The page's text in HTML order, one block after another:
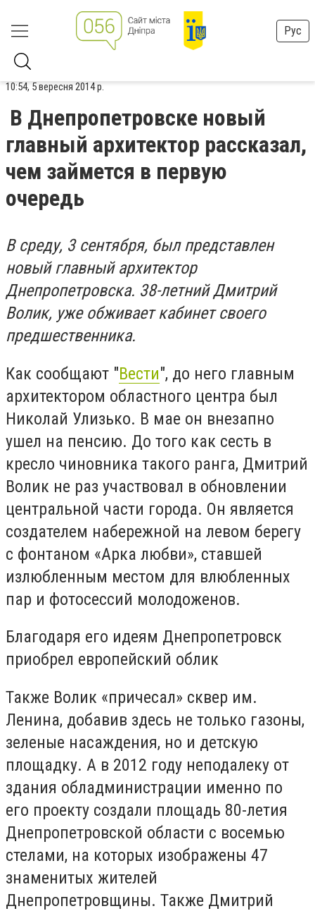
Рус
10:54, 5 вересня 2014 р.
В Днепропетровске новый
главный архитектор рассказал,
чем займется в первую
очередь
В среду, 3 сентября, был представлен
новый главный архитектор
Днепропетровска. 38-летний Дмитрий
Волик, уже обживает кабинет своего
предшественника.
Как сообщают "Вести", до него главным
архитектором областного центра был
Николай Улизько. В мае он внезапно
ушел на пенсию. До того как сесть в
кресло чиновника такого ранга, Дмитрий
Волик не раз участвовал в обновлении
центральной части города. Он является
создателем набережной на левом берегу
с фонтаном «Арка любви», ставшей
излюбленным местом для влюбленных
пар и фотосессий молодоженов.
Благодаря его идеям Днепропетровск
приобрел европейский облик
Также Волик «причесал» сквер им.
Ленина, добавив здесь не только газоны,
зеленые насаждения, но и детскую
площадку. А в 2012 году неподалеку от
здания обладминистрации именно по
его проекту создали площадь 80-летия
Днепропетровской области с восемью
стелами, на которых изображены 47
знаменитых жителей
Днепропетровщины. Также Дмитрий